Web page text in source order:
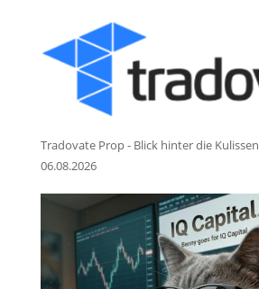
Tradovate Prop - Blick hinter die Kulissen
06.08.2026